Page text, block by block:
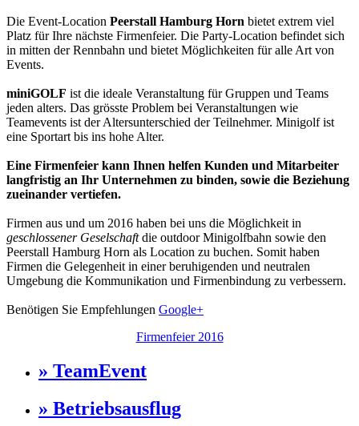
Die Event-Location Peerstall Hamburg Horn bietet extrem viel
Platz für Ihre nächste Firmenfeier. Die Party-Location befindet sich
in mitten der Rennbahn und bietet Möglichkeiten für alle Art von
Events.
miniGOLF ist die ideale Veranstaltung für Gruppen und Teams
jeden alters. Das grösste Problem bei Veranstaltungen wie
Teamevents ist der Altersunterschied der Teilnehmer. Minigolf ist
eine Sportart bis ins hohe Alter.
Eine Firmenfeier kann Ihnen helfen Kunden und Mitarbeiter
langfristig an Ihr Unternehmen zu binden, sowie die Beziehung
zueinander vertiefen.
Firmen aus und um 2016 haben bei uns die Möglichkeit in
geschlossener Geselschaftdie outdoor Minigolfbahn sowie den
Peerstall Hamburg Horn als Location zu buchen. Somit haben
Firmen die Gelegenheit in einer beruhigenden und neutralen
Umgebung die Kommunikation und Firmenbindung zu verbessern.
Benötigen Sie Empfehlungen Google+
Firmenfeier 2016
» TeamEvent
» Betriebsausflug